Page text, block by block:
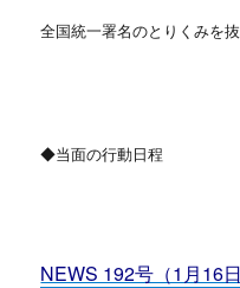
全国統一署名のとりくみを
◆当面の行動日程
NEWS 192号（1月16